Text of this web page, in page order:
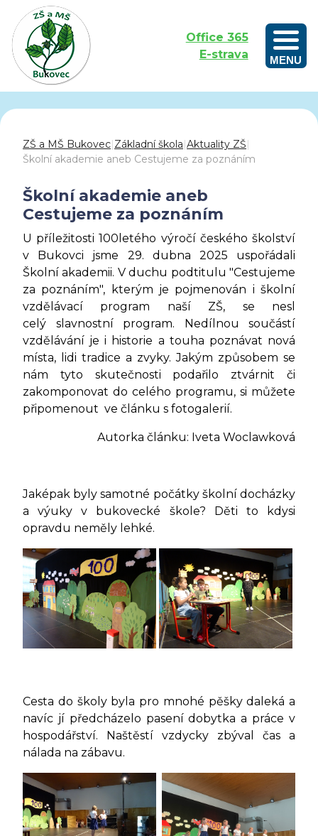
Office 365
E-strava
MENU
ZŠ a MŠ Bukovec|Základní škola|Aktuality ZŠ|
Školní akademie aneb Cestujeme za poznáním
Školní akademie aneb
Cestujeme za poznáním
U příležitosti 100letého výročí českého školství
v Bukovci jsme 29. dubna 2025 uspořádali
Školní akademii. V duchu podtitulu "Cestujeme
za poznáním", kterým je pojmenován i školní
vzdělávací program naší ZŠ, se nesl
celý slavnostní program. Nedílnou součástí
vzdělávání je i historie a touha poznávat nová
místa, lidi tradice a zvyky. Jakým způsobem se
nám tyto skutečnosti podařilo ztvárnit či
zakomponovat do celého programu, si můžete
připomenout ve článku s fotogalerií.
Autorka článku: Iveta Woclawková
Jaképak byly samotné počátky školní docházky
a výuky v bukovecké škole? Děti to kdysi
opravdu neměly lehké.
Cesta do školy byla pro mnohé pěšky daleká a
navíc jí předcházelo pasení dobytka a práce v
hospodářství. Naštěstí vzdycky zbýval čas a
nálada na zábavu.